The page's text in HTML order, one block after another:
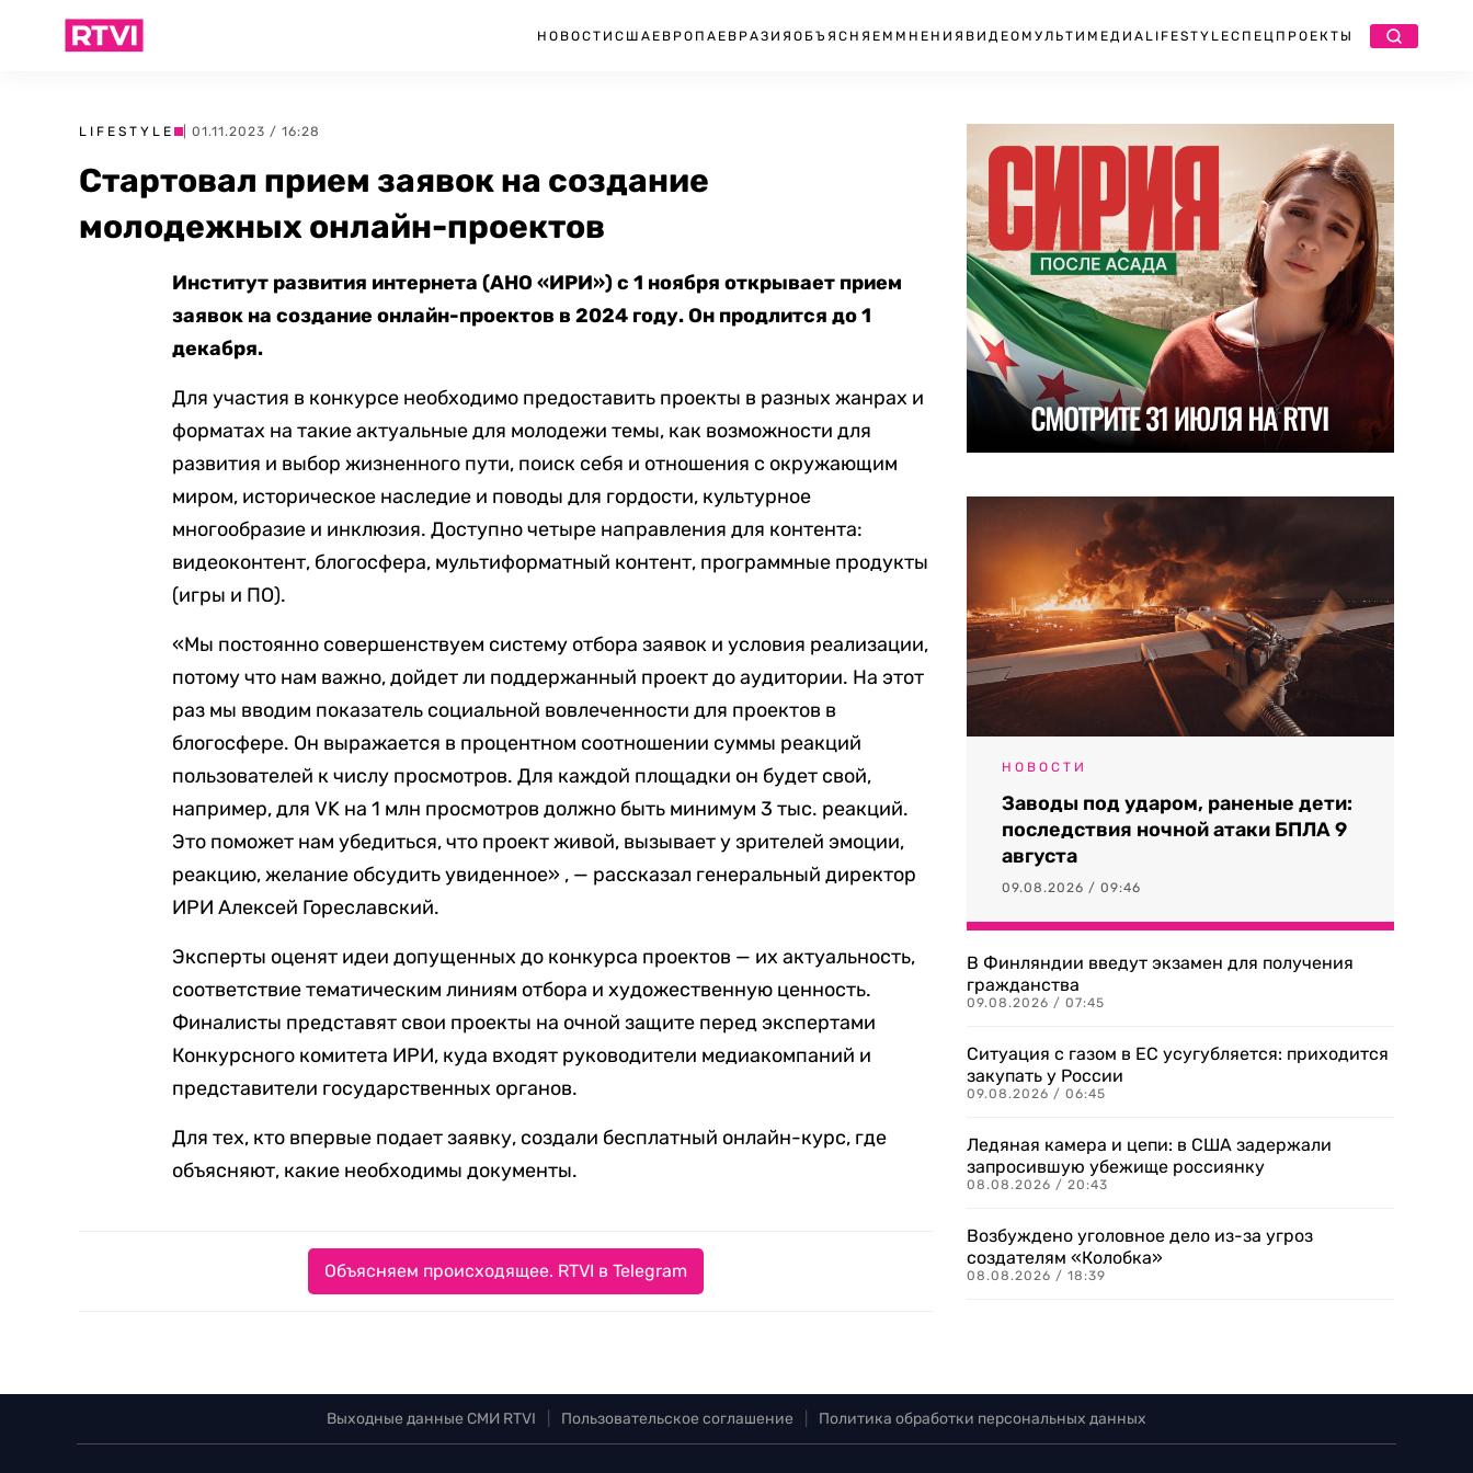
НОВОСТИ США ЕВРОПА ЕВРАЗИЯ ОБЪЯСНЯЕМ МНЕНИЯ ВИДЕО МУЛЬТИМЕДИА LIFESTYLEСПЕЦПРОЕКТЫ
LIFESTYLE | 01.11.2023 / 16:28
Стартовал прием заявок на создание
молодежных онлайн-проектов
Институт развития интернета (АНО «ИРИ») с 1 ноября открывает прием
заявок на создание онлайн-проектов в 2024 году. Он продлится до 1
декабря.
Для участия в конкурсе необходимо предоставить проекты в разных жанрах и
форматах на такие актуальные для молодежи темы, как возможности для
развития и выбор жизненного пути, поиск себя и отношения с окружающим
миром, историческое наследие и поводы для гордости, культурное
многообразие и инклюзия. Доступно четыре направления для контента:
видеоконтент, блогосфера, мультиформатный контент, программные продукты
(игры и ПО).
«Мы постоянно совершенствуем систему отбора заявок и условия реализации,
потому что нам важно, дойдет ли поддержанный проект до аудитории. На этот
раз мы вводим показатель социальной вовлеченности для проектов в
блогосфере. Он выражается в процентном соотношении суммы реакций
пользователей к числу просмотров. Для каждой площадки он будет свой,
например, для VK на 1 млн просмотров должно быть минимум 3 тыс. реакций.
Это поможет нам убедиться, что проект живой, вызывает у зрителей эмоции,
реакцию, желание обсудить увиденное» , — рассказал генеральный директор
ИРИ Алексей Гореславский.
Эксперты оценят идеи допущенных до конкурса проектов — их актуальность,
соответствие тематическим линиям отбора и художественную ценность.
Финалисты представят свои проекты на очной защите перед экспертами
Конкурсного комитета ИРИ, куда входят руководители медиакомпаний и
представители государственных органов.
Для тех, кто впервые подает заявку, создали бесплатный онлайн-курс, где
объясняют, какие необходимы документы.
Объясняем происходящее. RTVI в Telegram
НОВОСТИ
Заводы под ударом, раненые дети:
последствия ночной атаки БПЛА 9
августа
09.08.2026 / 09:46
В Финляндии введут экзамен для получения
гражданства
09.08.2026 / 07:45
Ситуация с газом в ЕС усугубляется: приходится
закупать у России
09.08.2026 / 06:45
Ледяная камера и цепи: в США задержали
запросившую убежище россиянку
08.08.2026 / 20:43
Возбуждено уголовное дело из-за угроз
создателям «Колобка»
08.08.2026 / 18:39
Выходные данные СМИ RTVI Пользовательское соглашение Политика обработки персональных данных